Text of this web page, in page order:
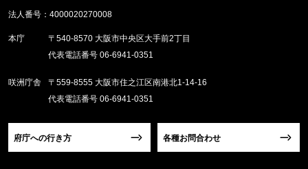
法人番号：4000020270008
本庁
〒540-8570 大阪市中央区大手前2丁目
代表電話番号 06-6941-0351
咲洲庁舎
〒559-8555 大阪市住之江区南港北1-14-16
代表電話番号 06-6941-0351
府庁への行き方 各種お問合わせ